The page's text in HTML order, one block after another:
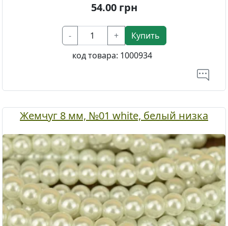
54.00грн
- +
Купить
код товара: 1000934
Жемчуг 8 мм, №01 white, белый низка